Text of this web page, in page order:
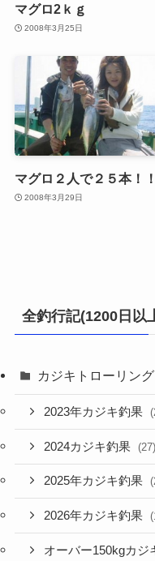
マグロ2ｋｇ
2008年3月25日
マグロ２人で２５本！！
2008年3月29日
全釣行記(1200日以
カジキトローリング
2023年カジキ釣果
2024カジキ釣果 (27)
2025年カジキ釣果
2026年カジキ釣果
オーバー150kgカジ